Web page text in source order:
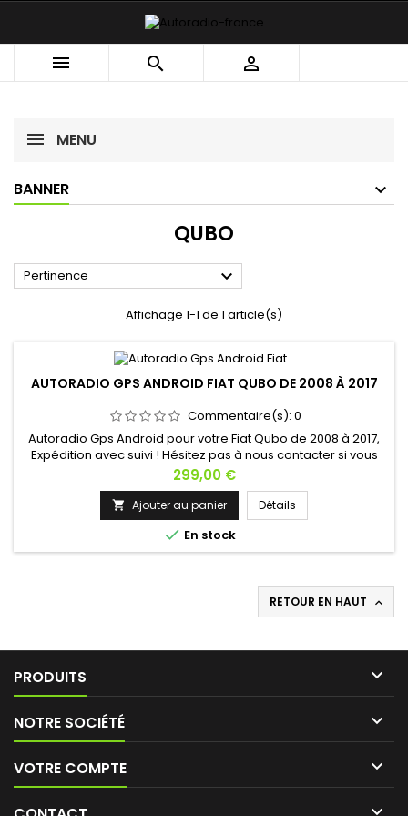
  
MENU
BANNER
QUBO
Pertinence 
Affichage 1-1 de 1 article(s)
AUTORADIO GPS ANDROID FIAT QUBO DE 2008 À 2017
Commentaire(s): 0
Autoradio Gps Android pour votre Fiat Qubo de 2008 à 2017,
Expédition avec suivi ! Hésitez pas à nous contacter si vous
avez une question !
Prix
299,00 €
 Ajouter au panier Détails
 En stock
RETOUR EN HAUT 
PRODUITS 
NOTRE SOCIÉTÉ 
VOTRE COMPTE 